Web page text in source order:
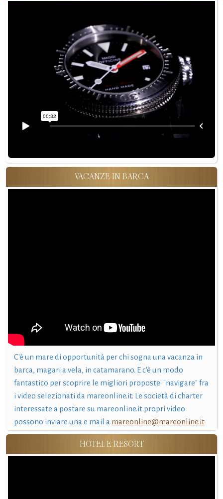
VACANZE IN BARCA
C'è un mare di opportunità per chi sogna una vacanza in
barca, magari a vela, in catamarano. E c'è un modo
fantastico per scoprire le migliori proposte: "navigare" fra
i video selezionati da mareonline.it. Le società di charter
interessate a postare su mareonline.it propri video
possono inviare una e mail a mareonline@mareonline.it
HOTEL E RESORT